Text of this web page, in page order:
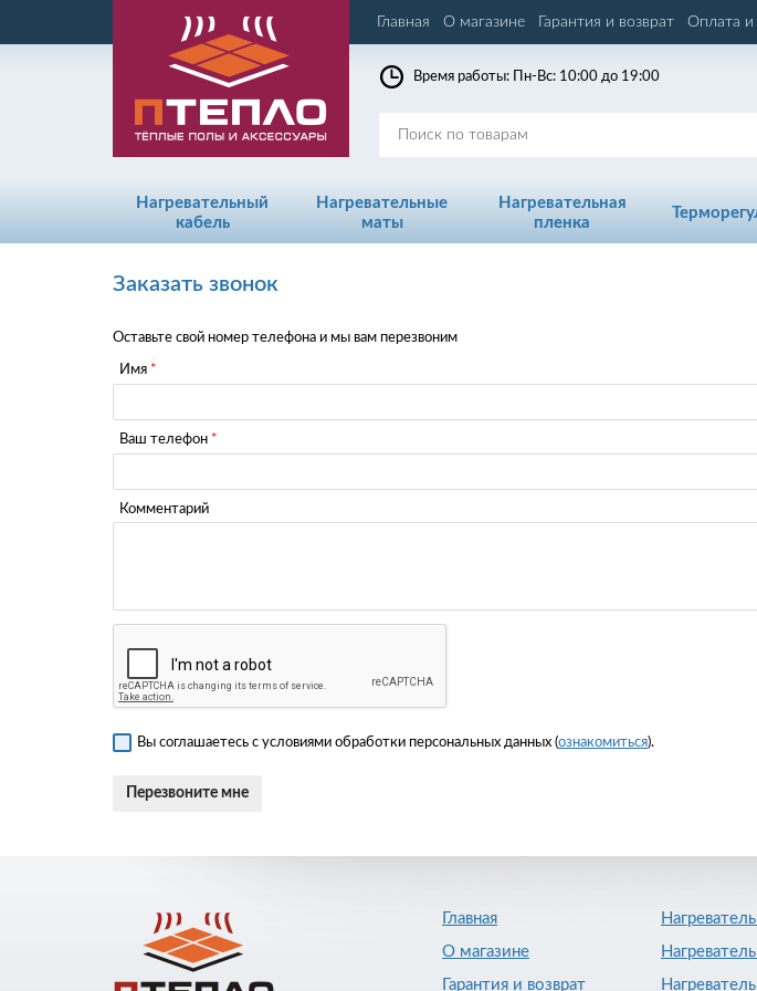
Главная О магазине Гарантия и возврат Оплата и
Время работы: Пн-Вс: 10:00 до 19:00
Нагревательный
кабель
Нагревательные
маты
Нагревательная
пленка
Заказать звонок
Оставьте свой номер телефона и мы вам перезвоним
Имя
Ваш телефон
Комментарий
Вы соглашаетесь с условиями обработки персональных данных (ознакомиться).
Главная
О магазине
Гарантия и возврат